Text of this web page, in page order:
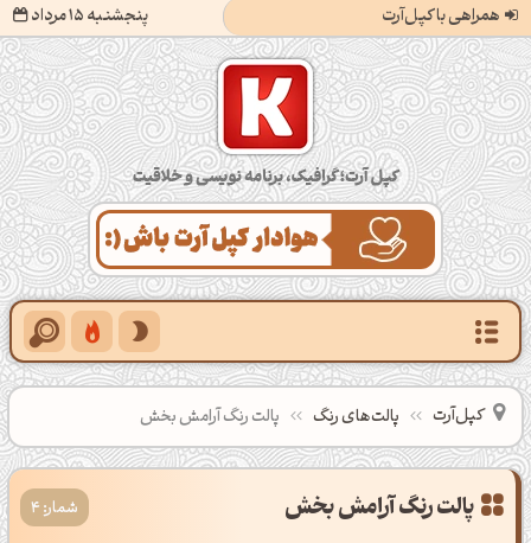
همراهی با کپل‌آرت پنجشنبه 15 مرداد
کپل‌آرت؛ گرافیک، برنامه‌نویسی و خلاقیت
کپل‌آرت پالت‌های رنگ پالت رنگ آرامش بخش
شمار: 4